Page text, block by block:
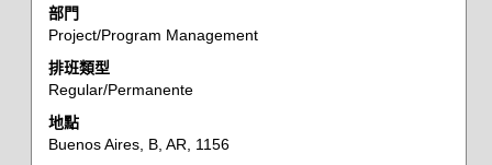
部門
Project/Program Management
排班類型
Regular/Permanente
地點
Buenos Aires, B, AR, 1156
列
以
檢
視
工
作